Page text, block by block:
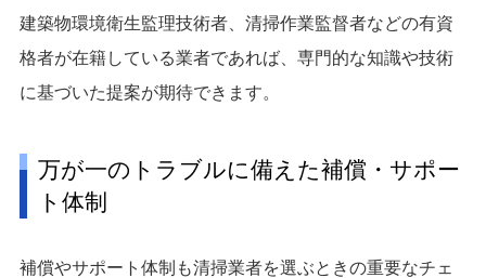
建築物環境衛生監理技術者、清掃作業監督者などの有資
格者が在籍している業者であれば、専門的な知識や技術
に基づいた提案が期待できます。
万が一のトラブルに備えた補償・サポー
ト体制
補償やサポート体制も清掃業者を選ぶときの重要なチェ